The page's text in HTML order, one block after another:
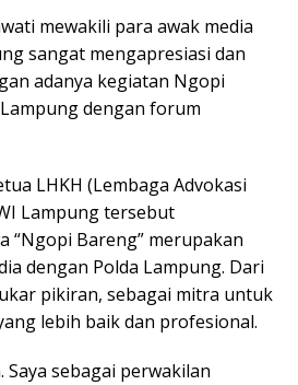
mewakili para awak media
sangat mengapresiasi dan
adanya kegiatan Ngopi
dengan forum
LHKH (Lembaga Advokasi
Lampung tersebut
“Ngopi Bareng” merupakan
dengan Polda Lampung. Dari
pikiran, sebagai mitra untuk
lebih baik dan profesional.
Saya sebagai perwakilan